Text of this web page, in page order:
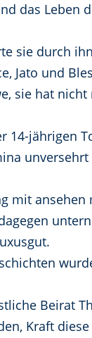
das Leben
sie durch
Jato und
sie hat
14-jährigen
mit
Beirat
Kraft